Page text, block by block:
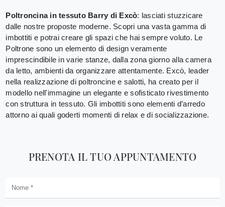
Poltroncina in tessuto Barry di Excò: lasciati stuzzicare
dalle nostre proposte moderne. Scopri una vasta gamma di
imbottiti e potrai creare gli spazi che hai sempre voluto. Le
Poltrone sono un elemento di design veramente
imprescindibile in varie stanze, dalla zona giorno alla camera
da letto, ambienti da organizzare attentamente. Excò, leader
nella realizzazione di poltroncine e salotti, ha creato per il
modello nell'immagine un elegante e sofisticato rivestimento
con struttura in tessuto. Gli imbottiti sono elementi d’arredo
attorno ai quali goderti momenti di relax e di socializzazione.
PRENOTA IL TUO APPUNTAMENTO